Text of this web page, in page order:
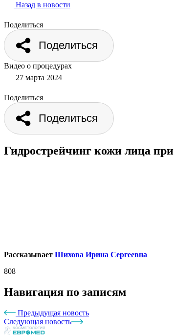
Назад в новости
Поделиться
Поделиться
Видео о процедурах
27 марта 2024
Поделиться
Поделиться
Гидрострейчинг кожи лица
Рассказывает Шихова Ирина Сергеевна
808
Навигация по записям
Предыдущая новость
Следующая новость